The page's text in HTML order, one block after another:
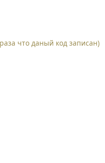
что даный код записан)